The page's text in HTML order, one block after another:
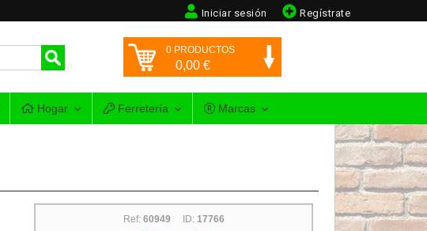
Regístrate
Iniciar sesión
0 PRODUCTOS
0,00 €
Hogar Ferretería Marcas
Ref: 60949 ID: 17766